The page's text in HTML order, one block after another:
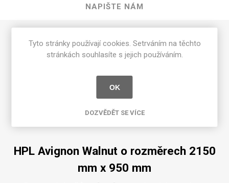
NAPIŠTE NÁM
HPL Avignon Walnut o rozměrech 3050
mm x 1300 mm
Dostupné tloušťky v [mm] a povrchové úpravy jsou
uvedeny v tabulce
Natural [NAT]
HPL Avignon Walnut o rozměrech 2150
mm x 950 mm
Tyto stránky používají cookies. Setrváním na těchto
stránkách souhlasíte s jejich používáním.
OK
DOZVĚDĚT SE VÍCE